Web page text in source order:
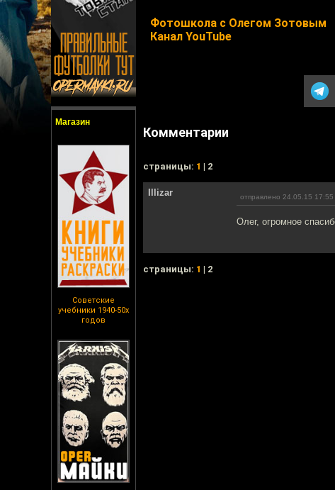
Магазин
Советские
учебники 1940-50х
годов
Фотошкола с Олегом Зотовым
Канал YouTube
Комментарии
cтраницы: 1 | 2
Illizar отправлено 24.05.15 17:55
Олег, огромное
cтраницы: 1 | 2